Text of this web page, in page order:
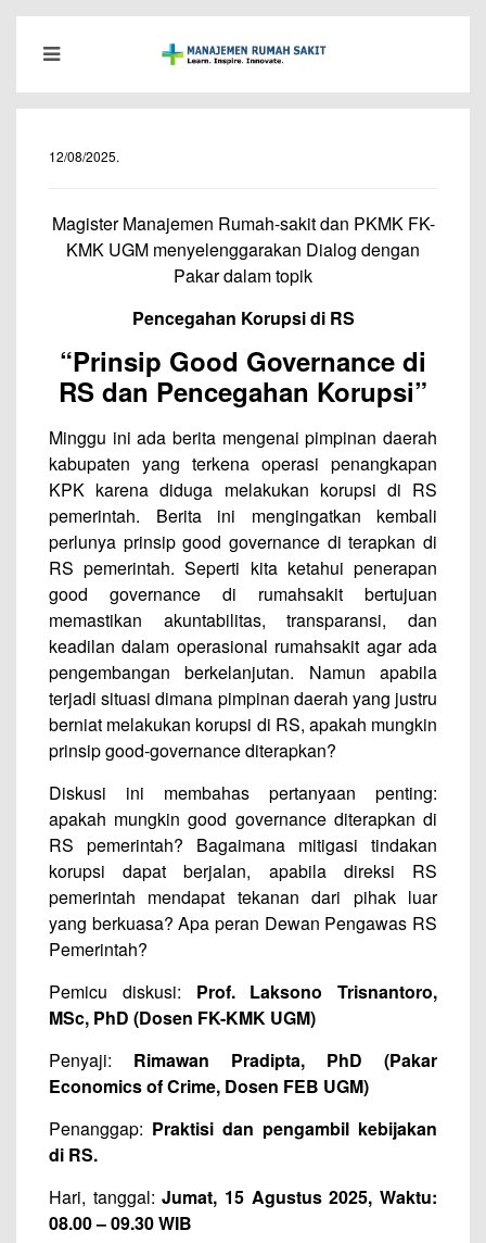
12/08/2025.
Magister Manajemen Rumah-sakit dan PKMK FK-
KMK UGM menyelenggarakan Dialog dengan
Pakar dalam topik
Pencegahan Korupsi di RS
“Prinsip Good Governance di
RS dan Pencegahan Korupsi”
Minggu ini ada berita mengenai pimpinan daerah
kabupaten yang terkena operasi penangkapan
KPK karena diduga melakukan korupsi di RS
pemerintah. Berita ini mengingatkan kembali
perlunya prinsip good governance di terapkan di
RS pemerintah. Seperti kita ketahui penerapan
good governance di rumahsakit bertujuan
memastikan akuntabilitas, transparansi, dan
keadilan dalam operasional rumahsakit agar ada
pengembangan berkelanjutan. Namun apabila
terjadi situasi dimana pimpinan daerah yang justru
berniat melakukan korupsi di RS, apakah mungkin
prinsip good-governance diterapkan?
Diskusi ini membahas pertanyaan penting:
apakah mungkin good governance diterapkan di
RS pemerintah? Bagaimana mitigasi tindakan
korupsi dapat berjalan, apabila direksi RS
pemerintah mendapat tekanan dari pihak luar
yang berkuasa? Apa peran Dewan Pengawas RS
Pemerintah?
Pemicu diskusi: Prof. Laksono Trisnantoro,
MSc, PhD (Dosen FK-KMK UGM)
Penyaji: Rimawan Pradipta, PhD (Pakar
Economics of Crime, Dosen FEB UGM)
Penanggap: Praktisi dan pengambil kebijakan
di RS.
Hari, tanggal:Jumat, 15 Agustus 2025, Waktu:
08.00 – 09.30 WIB